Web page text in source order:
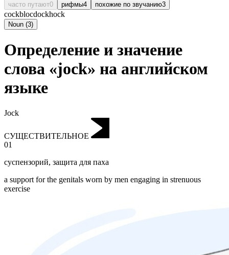
часто путают0 рифмы4 похожие по звучанию3
cockblocdockhock
Noun (3)
Определение и значение
слова «jock» на английском
языке
Jock
СУЩЕСТВИТЕЛЬНОЕ
01
суспензорий, защита для паха
a support for the genitals worn by men engaging in strenuous
exercise